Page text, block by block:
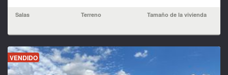
Salas Terreno Tamaño de la vivienda
VENDIDO